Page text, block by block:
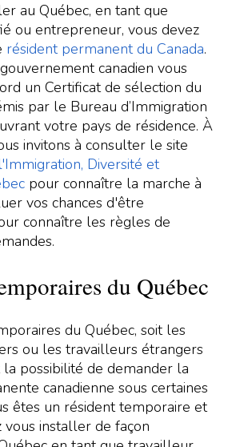
au Québec, en tant que
ou entrepreneur, vous devez
résident permanent du Canada.
canadien vous
un Certificat de sélection du
par le Bureau d’Immigration
votre pays de résidence. À
invitons à consulter le site
Diversité et
pour connaître la marche à
vos chances d'être
connaître les règles de
du Québec
du Québec, soit les
ou les travailleurs étrangers
possibilité de demander la
canadienne sous certaines
êtes un résident temporaire et
vous installer de façon